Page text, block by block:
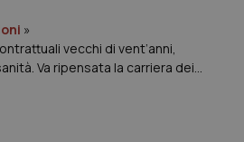
»
vecchi di vent’anni,
Va ripensata la carriera dei